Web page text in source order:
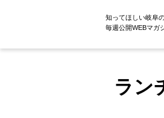
知ってほしい岐阜の
毎週公開WEBマガ
ラン